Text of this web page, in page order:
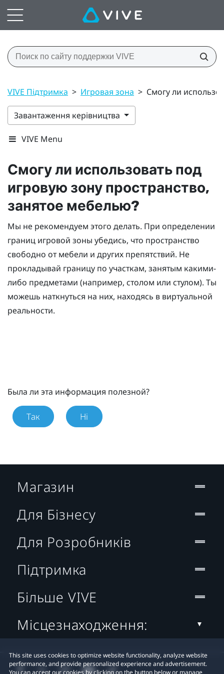
VIVE Підтримка > Игровая зона > Смогу ли
Завантаження керівництва
VIVE Menu
Смогу ли использовать под
игровую зону пространство,
занятое мебелью?
Мы не рекомендуем этого делать. При определении
границ игровой зоны убедись, что пространство
свободно от мебели и других препятствий. Не
прокладывай границу по участкам, занятым какими-
либо предметами (например, столом или стулом). Ты
можешь наткнуться на них, находясь в виртуальной
реальности.
Была ли эта информация полезной?
Так Ні
This site uses cookies to optimize website functionality, analyze website
performance, and provide personalized experience and advertisement.
You can accept our cookies by clicking on the button below or manage
Магазин
Для Бізнесу
Для Розробників
Підтримка
Більше VIVE
Місцезнаходження: